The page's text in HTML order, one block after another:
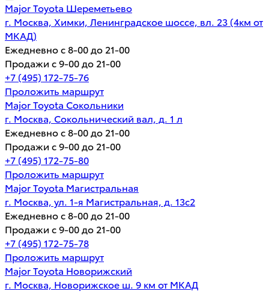
Major Toyota Шереметьево
г. Москва, Химки, Ленинградское шоссе, вл. 23 (4км от
МКАД)
Ежедневно с 8-00 до 21-00
Продажи с 9-00 до 21-00
+7 (495) 172-75-76
Проложить маршрут
Major Toyota Сокольники
г. Москва, Сокольнический вал, д. 1 л
Ежедневно с 8-00 до 21-00
Продажи с 9-00 до 21-00
+7 (495) 172-75-80
Проложить маршрут
Major Toyota Магистральная
г. Москва, ул. 1-я Магистральная, д. 13с2
Ежедневно с 8-00 до 21-00
Продажи с 9-00 до 21-00
+7 (495) 172-75-78
Проложить маршрут
Major Toyota Новорижский
г. Москва, Новорижское ш. 9 км от МКАД